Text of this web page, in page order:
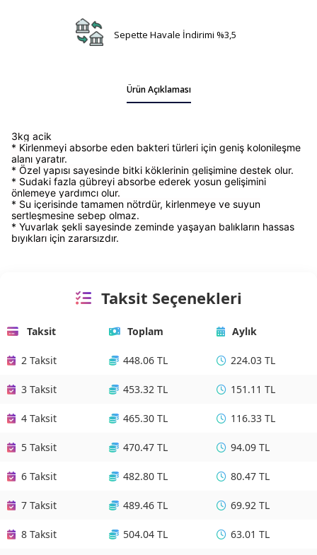
Sepette Havale İndirimi %3,5
Ürün Açıklaması
3kg acik
* Kirlenmeyi absorbe eden bakteri türleri için geniş kolonileşme
alanı yaratır.
* Özel yapısı sayesinde bitki köklerinin gelişimine destek olur.
* Sudaki fazla gübreyi absorbe ederek yosun gelişimini
önlemeye yardımcı olur.
* Su içerisinde tamamen nötrdür, kirlenmeye ve suyun
sertleşmesine sebep olmaz.
* Yuvarlak şekli sayesinde zeminde yaşayan balıkların hassas
bıyıkları için zararsızdır.
Taksit Seçenekleri
Taksit Toplam Aylık
2 Taksit 448.06 TL 224.03 TL
3 Taksit 453.32 TL 151.11 TL
4 Taksit 465.30 TL 116.33 TL
5 Taksit 470.47 TL 94.09 TL
6 Taksit 482.80 TL 80.47 TL
7 Taksit 489.46 TL 69.92 TL
8 Taksit 504.04 TL 63.01 TL